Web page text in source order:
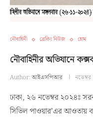
নৌবাহিনী ব্রেকিং নিউজ হোম
নৌবাহিনীর অভিযানে
Author:আইএসপিআর
ঢাকা, ২৬ নভেম্বর ২০২৪ঃ
সিভিল পাওয়ার’এর আওতায়